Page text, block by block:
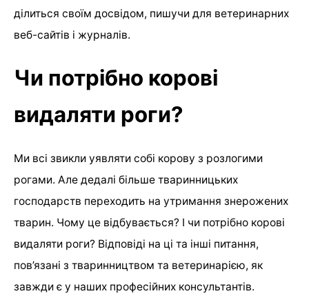
ділиться своїм досвідом, пишучи для ветеринарних
веб-сайтів і журналів.
Чи потрібно корові
видаляти роги?
Ми всі звикли уявляти собі корову з розлогими
рогами. Але дедалі більше тваринницьких
господарств переходить на утримання знерожених
тварин. Чому це відбувається? І чи потрібно корові
видаляти роги? Відповіді на ці та інші питання,
пов’язані з тваринництвом та ветеринарією, як
завжди є у наших професійних консультантів.